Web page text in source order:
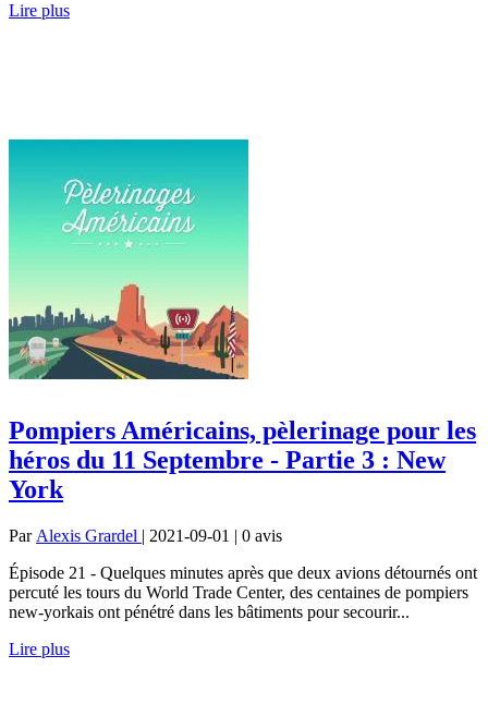
Lire plus
Pompiers Américains, pèlerinage pour les
héros du 11 Septembre - Partie 3 : New
York
Par Alexis Grardel | 2021-09-01 | 0 avis
Épisode 21 - Quelques minutes après que deux avions détournés ont
percuté les tours du World Trade Center, des centaines de pompiers
new-yorkais ont pénétré dans les bâtiments pour secourir...
Lire plus